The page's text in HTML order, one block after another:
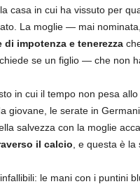
casa in cui ha vissuto per
La moglie — mai
di impotenza e tenerezza
se un figlio — che non
in cui il tempo non pesa
giovane, le serate in
salvezza con la moglie
il calcio , e questa è
le mani con i puntini